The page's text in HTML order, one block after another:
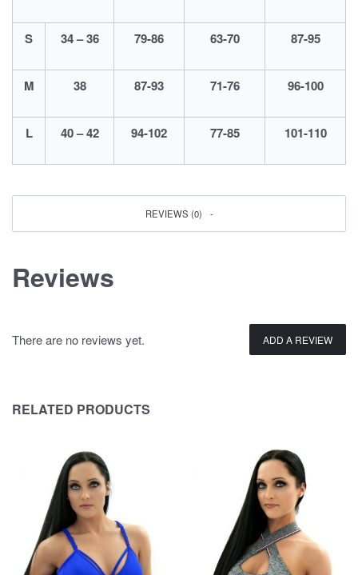
S 34 – 36 79-86 63-70 87-95
M 38 87-93 71-76 96-100
L 40 – 42 94-102 77-85 101-110
REVIEWS (0)
Reviews
There are no reviews yet. ADD A REVIEW
RELATED PRODUCTS